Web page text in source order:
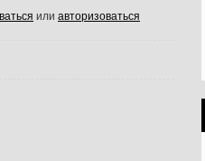
или авторизоваться